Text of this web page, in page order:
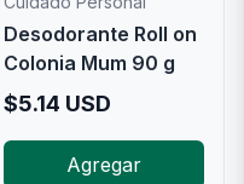
Desodorante Roll on
Colonia Mum 90 g
$5.14 USD
Agregar